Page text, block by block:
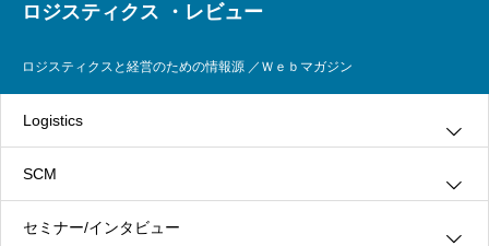
ロジスティクス ・レビュー
ロジスティクスと経営のための情報源 ／Ｗｅｂマガジン
Logistics
グリーン・ロジスティクス
３ＰＬ
SCM
情報システム
セミナー/インタビュー